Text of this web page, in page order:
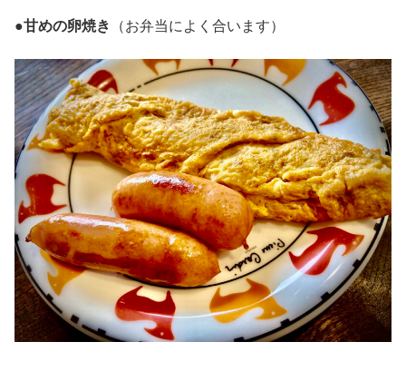
●甘めの卵焼き （お弁当によく合います）